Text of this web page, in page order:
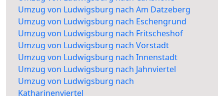
Umzug von Ludwigsburg nach Am Datzeberg
Umzug von Ludwigsburg nach Eschengrund
Umzug von Ludwigsburg nach Fritscheshof
Umzug von Ludwigsburg nach Vorstadt
Umzug von Ludwigsburg nach Innenstadt
Umzug von Ludwigsburg nach Jahnviertel
Umzug von Ludwigsburg nach
Katharinenviertel